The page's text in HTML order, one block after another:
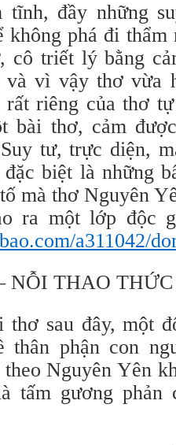
tĩnh, đầy những
không phá đi
cô triết lý bằng
và vì vậy thơ vừa
riêng của thơ
bài thơ, cảm
tư, trực diện,
đặc biệt là những
mà thơ Nguyên
ra một lớp độc
a311042/
NỖI THAO
sau đây, một
thân phận con
Nguyên Yên
tấm gương phản